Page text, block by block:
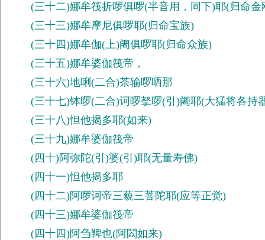
(三十二)娜牟筏折啰俱啰(半音用，同下)耶(归命金
(三十三)娜牟摩尼俱啰耶(归命宝族)
(三十四)娜牟伽(上)阇俱啰耶(归命众族)
(三十五)娜牟婆伽筏帝，
(三十六)地唎(二合)茶输啰哂那
(三十七)钵啰(二合)诃啰拏啰(引)阇耶(大猛将各持
(三十八)怛他揭多耶(如来)
(三十九)娜牟婆伽筏帝
(四十)阿弥陀(引)婆(引)耶(无量寿佛)
(四十一)怛他揭多耶
(四十二)阿啰诃帝三藐三菩陀耶(应等正觉)
(四十三)娜牟婆伽筏帝
(四十四)阿刍鞞也(阿閦如来)